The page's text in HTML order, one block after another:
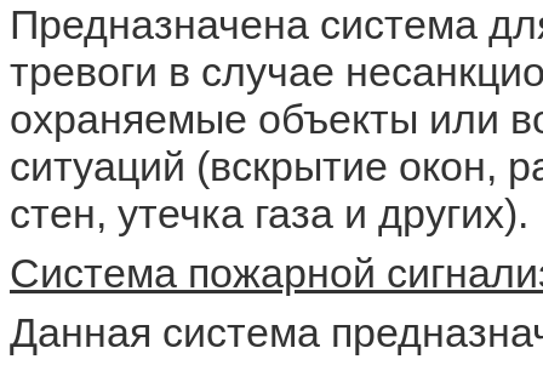
Предназначена система
тревоги в случае
охраняемые объекты или
ситуаций (вскрытие окон,
стен, утечка газа и других).
Система пожарной
Данная система